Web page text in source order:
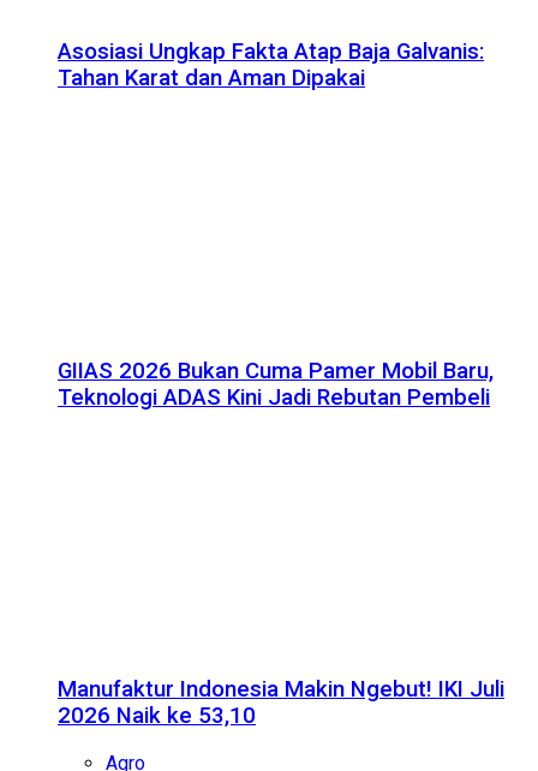
Asosiasi Ungkap Fakta Atap Baja Galvanis:
Tahan Karat dan Aman Dipakai
GIIAS 2026 Bukan Cuma Pamer Mobil Baru,
Teknologi ADAS Kini Jadi Rebutan Pembeli
Manufaktur Indonesia Makin Ngebut! IKI Juli
2026 Naik ke 53,10
Agro